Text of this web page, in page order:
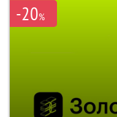
-20%